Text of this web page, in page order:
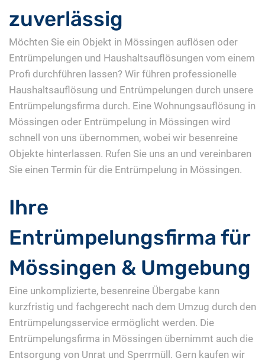
zuverlässig
Möchten Sie ein Objekt in Mössingen auflösen oder
Entrümpelungen und Haushaltsauflösungen vom einem
Profi durchführen lassen? Wir führen professionelle
Haushaltsauflösung und Entrümpelungen durch unsere
Entrümpelungsfirma durch. Eine Wohnungsauflösung in
Mössingen oder Entrümpelung in Mössingen wird
schnell von uns übernommen, wobei wir besenreine
Objekte hinterlassen. Rufen Sie uns an und vereinbaren
Sie einen Termin für die Entrümpelung in Mössingen.
Ihre
Entrümpelungsfirma für
Mössingen & Umgebung
Eine unkomplizierte, besenreine Übergabe kann
kurzfristig und fachgerecht nach dem Umzug durch den
Entrümpelungsservice ermöglicht werden. Die
Entrümpelungsfirma in Mössingen übernimmt auch die
Entsorgung von Unrat und Sperrmüll. Gern kaufen wir